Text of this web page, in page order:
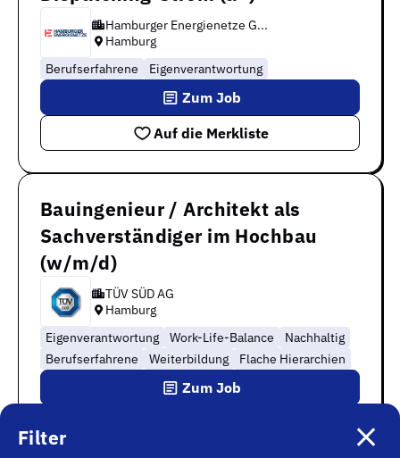
Filter
Hamburger Energienetze G...
Hamburg
Berufserfahrene
Eigenverantwortung
Auf die Merkliste
Zum Job
Bauingenieur / Architekt als
Sachverständiger im Hochbau
(w/m/d)
TÜV SÜD AG
Hamburg
Eigenverantwortung
Work-Life-Balance
Nachhaltig
Berufserfahrene
Weiterbildung Flache Hierarchien
Zum Job